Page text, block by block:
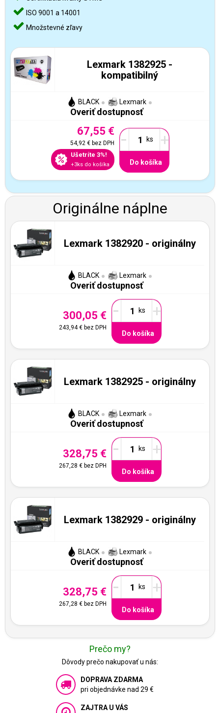
ISO 9001 a 14001
Množstevné zľavy
Lexmark 1382925 -
kompatibilný
BLACK Lexmark
Overiť dostupnosť
67,55 €
54,92 €bez DPH
Ušetríte 3%!
+3ks do košíka
- +
Do košíka
Originálne náplne
Lexmark 1382920 - originálny
BLACK Lexmark
Overiť dostupnosť
300,05 €
243,94 €bez DPH
- +
Do košíka
Lexmark 1382925 - originálny
BLACK Lexmark
Overiť dostupnosť
328,75 €
267,28 €bez DPH
- +
Do košíka
Lexmark 1382929 - originálny
BLACK Lexmark
Overiť dostupnosť
328,75 €
267,28 €bez DPH
- +
Do košíka
Prečo my?
Dôvody prečo nakupovať u nás:
DOPRAVA ZDARMA
pri objednávke nad 29 €
ZAJTRA U VÁS